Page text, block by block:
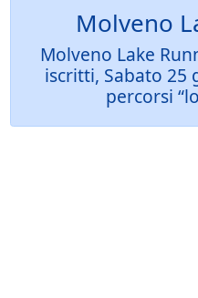
Molveno
Molveno Lake
iscritti, Sabato 25
percorsi